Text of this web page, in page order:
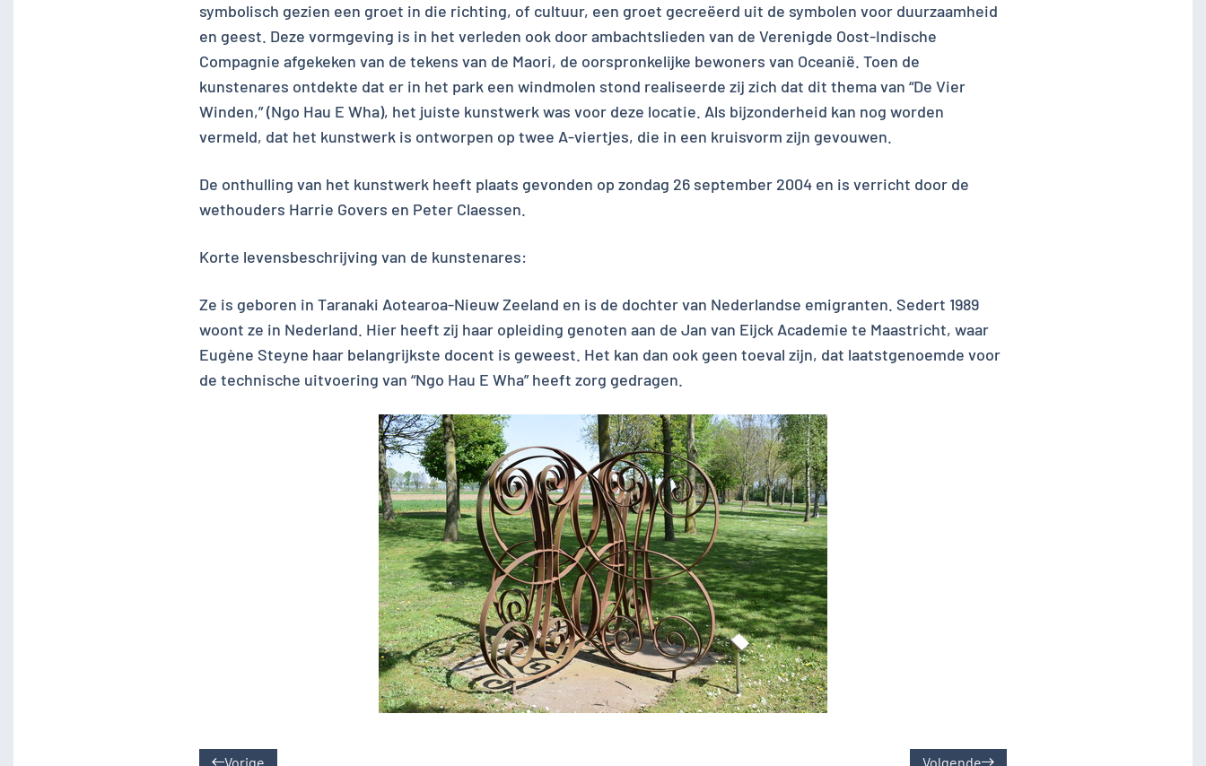
symbolisch gezien een groet in die richting, of cultuur, een groet gecreëerd uit de symbolen voor duurzaamheid
en geest. Deze vormgeving is in het verleden ook door ambachtslieden van de Verenigde Oost-Indische
Compagnie afgekeken van de tekens van de Maori, de oorspronkelijke bewoners van Oceanië. Toen de
kunstenares ontdekte dat er in het park een windmolen stond realiseerde zij zich dat dit thema van “De Vier
Winden,” (Ngo Hau E Wha), het juiste kunstwerk was voor deze locatie. Als bijzonderheid kan nog worden
vermeld, dat het kunstwerk is ontworpen op twee A-viertjes, die in een kruisvorm zijn gevouwen.
De onthulling van het kunstwerk heeft plaats gevonden op zondag 26 september 2004 en is verricht door de
wethouders Harrie Govers en Peter Claessen.
Korte levensbeschrijving van de kunstenares:
Ze is geboren in Taranaki Aotearoa-Nieuw Zeeland en is de dochter van Nederlandse emigranten. Sedert 1989
woont ze in Nederland. Hier heeft zij haar opleiding genoten aan de Jan van Eijck Academie te Maastricht, waar
Eugène Steyne haar belangrijkste docent is geweest. Het kan dan ook geen toeval zijn, dat laatstgenoemde voor
de technische uitvoering van “Ngo Hau E Wha” heeft zorg gedragen.
Vorige Volgende